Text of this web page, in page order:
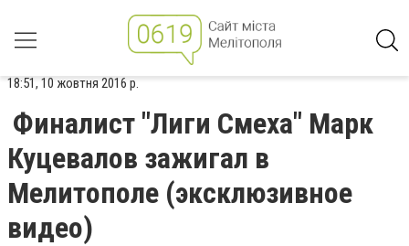
18:51, 10 жовтня 2016 р.
Финалист "Лиги Смеха" Марк
Куцевалов зажигал в
Мелитополе (эксклюзивное
видео)